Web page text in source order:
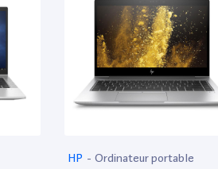
HP - Ordinateur portable